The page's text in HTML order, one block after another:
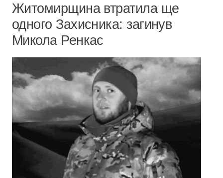
Житомирщина втратила ще
одного Захисника: загинув
Микола Ренкас